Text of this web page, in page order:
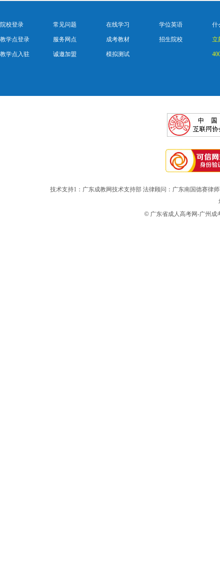
院校登录
教学点登录
教学点入驻
常见问题
服务网点
诚邀加盟
在线学习
成考教材
模拟测试
学位英语
招生院校
什
立
技术支持1：广东成教网技术支持部 法律顾问：广东南国德赛律
© 广东省成人高考网-广州